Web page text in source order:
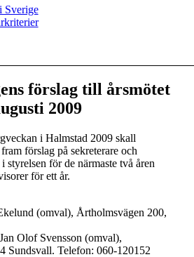
Sverige
förslag till årsmötet
2009
i Halmstad 2009 skall
förslag på sekreterare och
styrelsen för de närmaste två åren
för ett år.
(omval), Årtholmsvägen 200,
Olof Svensson (omval),
Sundsvall. Telefon: 060-120152